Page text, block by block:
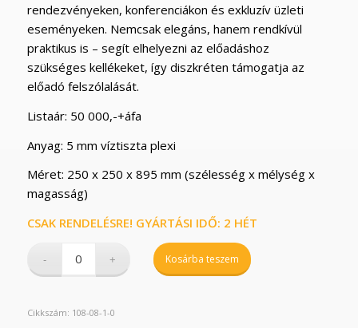
rendezvényeken, konferenciákon és exkluzív üzleti
eseményeken. Nemcsak elegáns, hanem rendkívül
praktikus is – segít elhelyezni az előadáshoz
szükséges kellékeket, így diszkréten támogatja az
előadó felszólalását.
Listaár: 50 000,-+áfa
Anyag: 5 mm víztiszta plexi
Méret: 250 x 250 x 895 mm (szélesség x mélység x
magasság)
CSAK RENDELÉSRE! GYÁRTÁSI IDŐ: 2 HÉT
Kosárba teszem
Cikkszám: 108-08-1-0